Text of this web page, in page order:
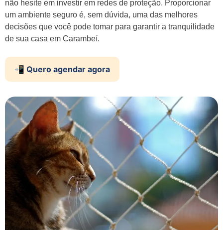
não hesite em investir em redes de proteção. Proporcionar
um ambiente seguro é, sem dúvida, uma das melhores
decisões que você pode tomar para garantir a tranquilidade
de sua casa em Carambeí.
📲 Quero agendar agora